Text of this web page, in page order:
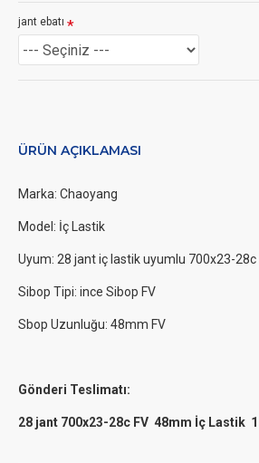
jant ebatı
ÜRÜN AÇIKLAMASI
Marka: Chaoyang
Model: İç Lastik
Uyum: 28 jant iç lastik uyumlu 700x23-28c
Sibop Tipi: ince Sibop FV
Sbop Uzunluğu: 48mm FV
Gönderi Teslimatı:
28 jant 700x23-28c FV 48mm İç Lastik 1